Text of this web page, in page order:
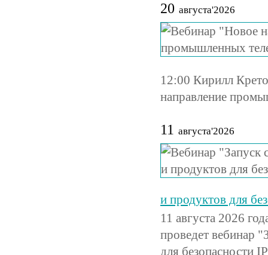
20 августа'2026
12:00 Кирилл
направление
11 августа'2026
и продуктов для
11 августа 2026
проведет вебинар
для безопасности